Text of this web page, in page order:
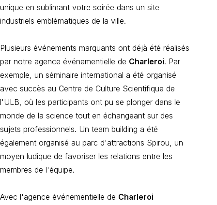
unique en sublimant votre soirée dans un site
industriels emblématiques de la ville.
Plusieurs événements marquants ont déjà été réalisés
par notre agence événementielle de Charleroi. Par
exemple, un séminaire international a été organisé
avec succès au Centre de Culture Scientifique de
l'ULB, où les participants ont pu se plonger dans le
monde de la science tout en échangeant sur des
sujets professionnels. Un team building a été
également organisé au parc d'attractions Spirou, un
moyen ludique de favoriser les relations entre les
membres de l'équipe.
Avec l'agence événementielle de Charleroi